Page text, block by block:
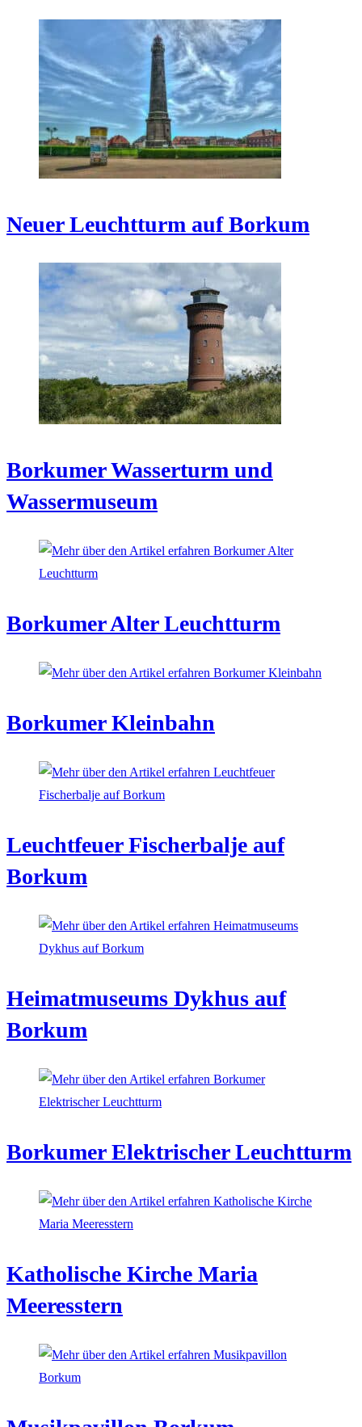
Neuer Leuchtturm auf Borkum
Borkumer Wasserturm und
Wassermuseum
Borkumer Alter Leuchtturm
Borkumer Kleinbahn
Leuchtfeuer Fischerbalje auf
Borkum
Heimatmuseums Dykhus auf
Borkum
Borkumer Elektrischer Leuchtturm
Katholische Kirche Maria
Meeresstern